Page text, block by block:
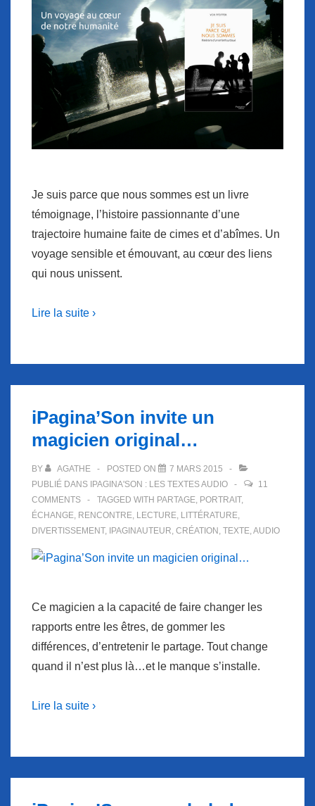
Je suis parce que nous sommes est un livre
témoignage, l’histoire passionnante d’une
trajectoire humaine faite de cimes et d’abîmes. Un
voyage sensible et émouvant, au cœur des liens
qui nous unissent.
Lire la suite ›
iPagina’Son invite un
magicien original…
BY AGATHE POSTED ON
7 MARS 2015
PUBLIÉ DANS IPAGINA'SON : LES TEXTES AUDIO
11
COMMENTS
TAGGED WITH PARTAGE, PORTRAIT,
ÉCHANGE, RENCONTRE, LECTURE, LITTÉRATURE,
DIVERTISSEMENT, IPAGINAUTEUR, CRÉATION , TEXTE,AUDIO
Ce magicien a la capacité de faire changer les
rapports entre les êtres, de gommer les
différences, d’entretenir le partage. Tout change
quand il n’est plus là…et le manque s’installe.
Lire la suite ›